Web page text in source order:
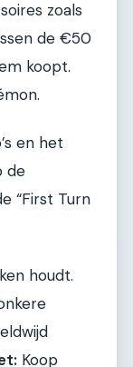
zoals
de €50
koopt.
en het
de
“First Turn
houdt.
Koop